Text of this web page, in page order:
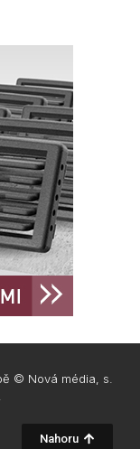
© Nová média, s.
Nahoru